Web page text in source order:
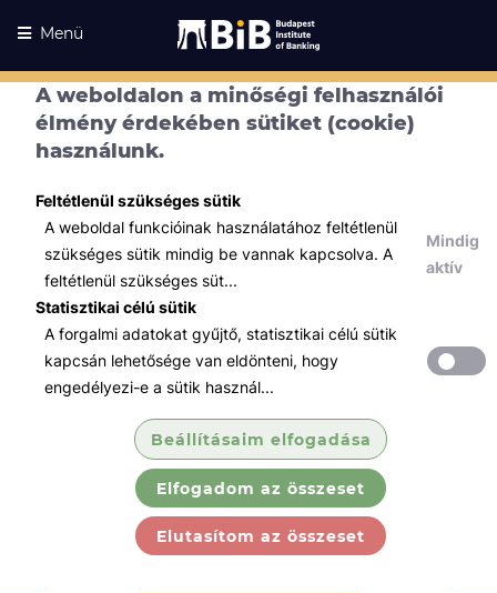
A weboldalon a minőségi felhasználói
élmény érdekében sütiket (cookie)
használunk.
Feltétlenül szükséges sütik
A weboldal funkcióinak használatához feltétlenül
szükséges sütik mindig be vannak kapcsolva. A
feltétlenül szükséges süt...
Mindig
aktív
Statisztikai célú sütik
A forgalmi adatokat gyűjtő, statisztikai célú sütik
kapcsán lehetősége van eldönteni, hogy
engedélyezi-e a sütik használ...
Beállításaim elfogadása
Elfogadom az összeset
Elutasítom az összeset
Menü
Kurzusaink Kurzusaink
Minden témában
Összes
Hatósági képzések
KÉPZÉS - Függő
biztosításközvetítői
Partnereink Jelentkezőinek kedvezményes!
Aktiválás Üzletágvezetőnél céges e-mail
Munkáltató rovat kitöltésével!
KURZUS IDŐPONTJA
2026. 08. 10-12.
28 500 Ft